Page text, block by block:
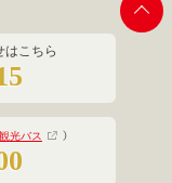
はこちら
光バス ）